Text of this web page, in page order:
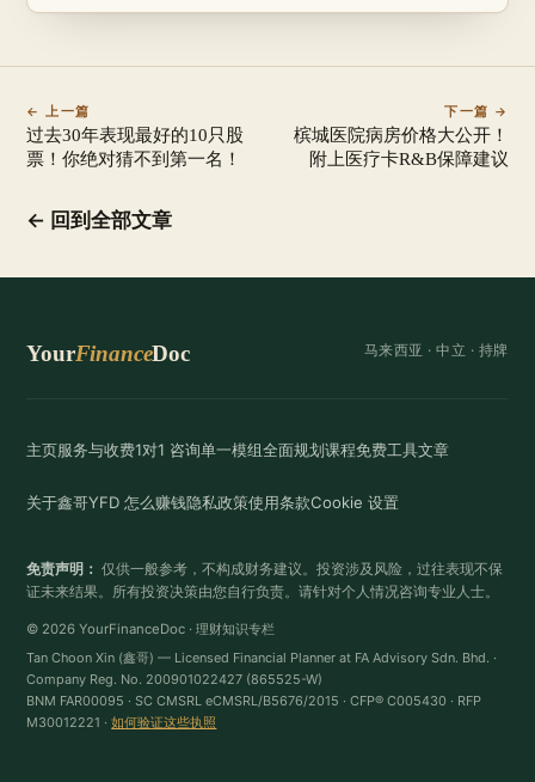
← 上一篇
过去30年表现最好的10只股
票！你绝对猜不到第一名！
下一篇 →
槟城医院病房价格大公开！
附上医疗卡R&B保障建议
← 回到全部文章
YourFinanceDoc 马来西亚 ·中立 · 持牌
主页服务与收费1对1 咨询单一模组全面规划课程免费工具文章
关于鑫哥YFD 怎么赚钱隐私政策使用条款Cookie 设置
免责声明： 仅供一般参考，不构成财务建议。投资涉及风险，过往表现不保
证未来结果。所有投资决策由您自行负责。请针对个人情况咨询专业人士。
© 2026 YourFinanceDoc · 理财知识专栏
Tan Choon Xin (鑫哥) — Licensed Financial Planner at FA Advisory Sdn. Bhd. ·
Company Reg. No. 200901022427 (865525-W)
BNM FAR00095 · SC CMSRL eCMSRL/B5676/2015 · CFP® C005430 · RFP
M30012221 ·如何验证这些执照